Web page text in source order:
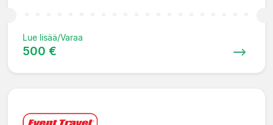
Lue lisää/Varaa
500 €